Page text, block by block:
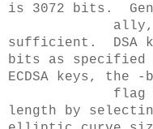
is 3072 bits.
ally, 3072
sufficient. DSA
bits as specified
ECDSA keys, the -b
flag
length by